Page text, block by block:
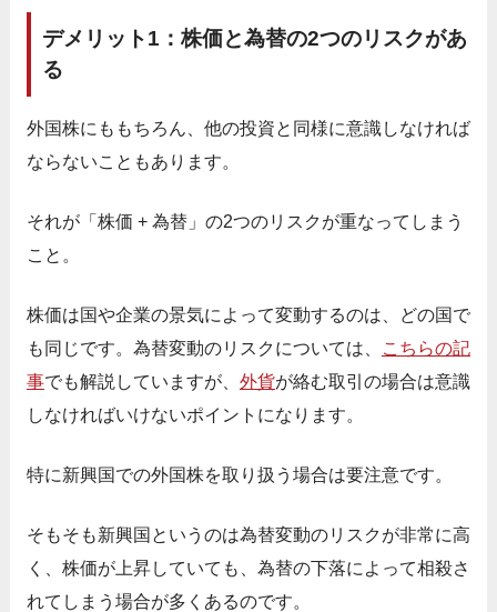
デメリット1：株価と為替の2つのリスクがあ
る
外国株にももちろん、他の投資と同様に意識しなければ
ならないこともあります。
それが「株価 + 為替」の2つのリスクが重なってしまう
こと。
株価は国や企業の景気によって変動するのは、どの国で
も同じです。為替変動のリスクについては、
こちらの記
事でも解説していますが、 外貨が絡む取引の場合は意識
しなければいけないポイントになります。
特に新興国での外国株を取り扱う場合は要注意です。
そもそも新興国というのは為替変動のリスクが非常に高
く、株価が上昇していても、為替の下落によって相殺さ
れてしまう場合が多くあるのです。